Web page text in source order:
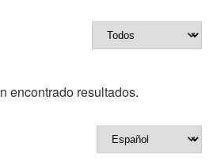
encontrado resultados.